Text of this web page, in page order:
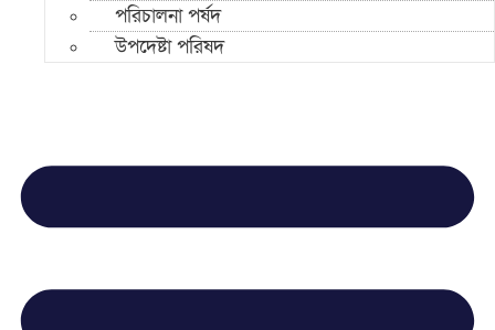
পরিচালনা পর্ষদ
উপদেষ্টা পরিষদ